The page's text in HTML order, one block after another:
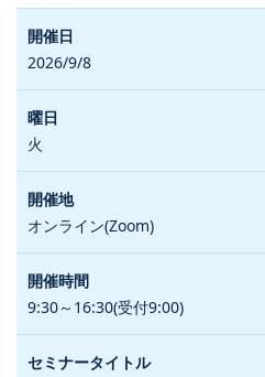
2026/9/8
火
オンライン(Zoom)
9:30～16:30(受付9:00)